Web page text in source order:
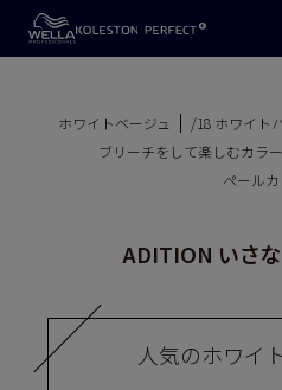
ホワイトベージュ /18 ホワイト
ブリーチをして楽しむカラー
ペール
ADITION いさ
人気のホワイ